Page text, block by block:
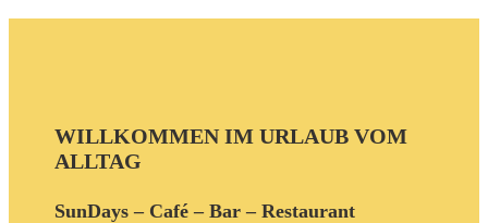
WILLKOMMEN IM URLAUB VOM
ALLTAG
SunDays – Café – Bar – Restaurant